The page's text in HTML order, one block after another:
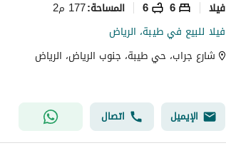
فیلا 6
6 المساحة:177 م2
فيلا للبيع في طيبة، الرياض
شارع جراب، حي طيبة، جنوب الرياض، الرياض
الإيميل اتصال